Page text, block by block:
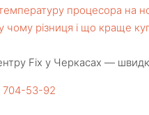
процесора на
чому різниця і що краще
Fix у Черкасах —
704-53-92